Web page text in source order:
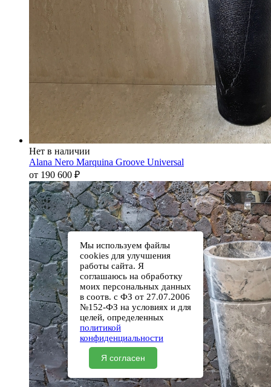
Нет в наличии
Alana Nero Marquina Groove Universal
от 190 600 ₽
Мы используем файлы
cookies для улучшения
работы сайта. Я
соглашаюсь на обработку
моих персональных данных
в соотв. с ФЗ от 27.07.2006
№152-ФЗ на условиях и для
целей, определенных
политикой
конфиденциальности
Я согласен